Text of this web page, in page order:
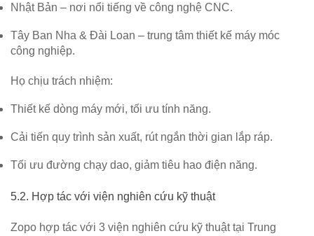
Nhật Bản – nơi nổi tiếng về công nghệ CNC.
Tây Ban Nha & Đài Loan – trung tâm thiết kế máy móc
công nghiệp.
Họ chịu trách nhiệm:
Thiết kế dòng máy mới, tối ưu tính năng.
Cải tiến quy trình sản xuất, rút ngắn thời gian lắp ráp.
Tối ưu đường chạy dao, giảm tiêu hao điện năng.
5.2. Hợp tác với viện nghiên cứu kỹ thuật
Zopo hợp tác với 3 viện nghiên cứu kỹ thuậttại Trung